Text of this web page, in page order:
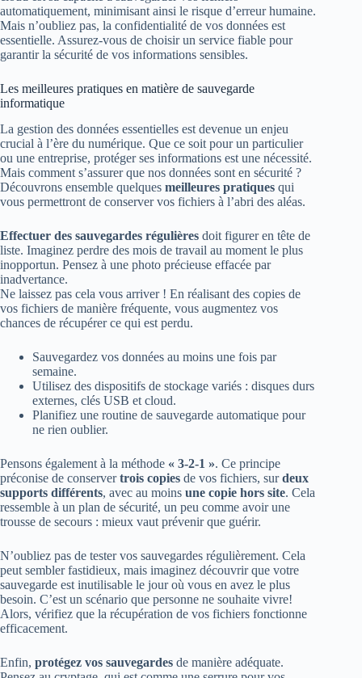
automatiquement, minimisant ainsi le risque d’erreur humaine.
Mais n’oubliez pas, la confidentialité de vos données est
essentielle. Assurez-vous de choisir un service fiable pour
garantir la sécurité de vos informations sensibles.
Les meilleures pratiques en matière de sauvegarde
informatique
La gestion des données essentielles est devenue un enjeu
crucial à l’ère du numérique. Que ce soit pour un particulier
ou une entreprise, protéger ses informations est une nécessité.
Mais comment s’assurer que nos données sont en sécurité ?
Découvrons ensemble quelques meilleures pratiques qui
vous permettront de conserver vos fichiers à l’abri des aléas.
Effectuer des sauvegardes régulières doit figurer en tête de
liste. Imaginez perdre des mois de travail au moment le plus
inopportun. Pensez à une photo précieuse effacée par
inadvertance.
Ne laissez pas cela vous arriver ! En réalisant des copies de
vos fichiers de manière fréquente, vous augmentez vos
chances de récupérer ce qui est perdu.
Sauvegardez vos données au moins une fois par
semaine.
Utilisez des dispositifs de stockage variés : disques durs
externes, clés USB et cloud.
Planifiez une routine de sauvegarde automatique pour
ne rien oublier.
Pensons également à la méthode « 3-2-1 ». Ce principe
préconise de conservertrois copies de vos fichiers, surdeux
supports différents, avec au moins une copie hors site. Cela
ressemble à un plan de sécurité, un peu comme avoir une
trousse de secours : mieux vaut prévenir que guérir.
N’oubliez pas de tester vos sauvegardes régulièrement. Cela
peut sembler fastidieux, mais imaginez découvrir que votre
sauvegarde est inutilisable le jour où vous en avez le plus
besoin. C’est un scénario que personne ne souhaite vivre!
Alors, vérifiez que la récupération de vos fichiers fonctionne
efficacement.
Enfin, protégez vos sauvegardes de manière adéquate.